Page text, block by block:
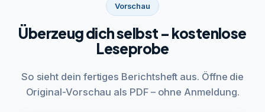
Vorschau
Überzeug dich selbst – kostenlose
Leseprobe
So sieht dein fertiges Berichtsheft aus. Öffne die
Original-Vorschau als PDF – ohne Anmeldung.